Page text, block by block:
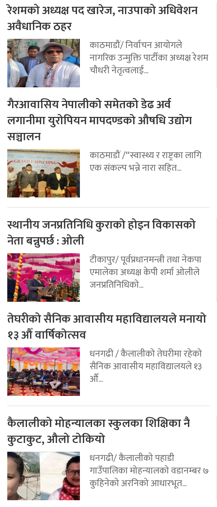
रेशमको अध्यक्ष पद खारेज, नाउपाको अधिवेशन
अवैधानिक ठहर
काठमाडौं/ निर्वाचन आयोगले
नागरिक उन्मुक्ति पार्टीका अध्यक्ष रेशम
चौधरी नेतृत्वलाई...
गैरआवासिय नेपालीको समेतको डेढ अर्व
लगानीमा युरोपियन मापदण्डको औषधि उद्योग
सञ्चालन
काठमाडौं /“स्वास्थ्य र राष्ट्रका लागि
एक संकल्प भन्ने नारा सहित...
स्थानीय जनप्रतिनिधि कुराको होइन विकासको
नेता बन्नुपर्छ : ओली
टीकापुर/ पूर्वप्रधानमन्त्री तथा नेकपा
एमालेका अध्यक्ष केपी शर्मा ओलीले
जनप्रतिनिधिको...
तेघरीको सैनिक आवासीय महाविद्यालयले मनायो
१३ औँ वार्षिकोत्सव
धनगढी / कैलालीको तेघरीमा रहेको
सैनिक आवासीय महाविद्यालयले १३
औँ...
कैलालीको मोहन्यालका स्कुलका शिक्षिका नै
कुटाकुट, औलो टोकियो
धनगढी/ कैलालीको पहाडी
गाउँपालिका मोहन्यालको वडानम्बर ७
कुहिनेको अरनिको आधारभूत...